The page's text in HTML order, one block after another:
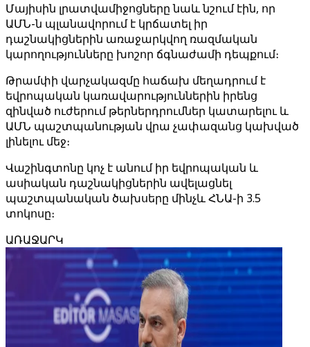
Մայիսին լրատվամիջոցները նաև նշում էին, որ
ԱՄՆ-ն պլանավորում է կրճատել իր
դաշնակիցներին առաջարկվող ռազմական
կարողությունները խոշոր ճգնաժամի դեպքում։
Թրամփի վարչակազմը հաճախ մեղադրում է
եվրոպական կառավարություններին իրենց
զինված ուժերում թերներդրումներ կատարելու և
ԱՄՆ պաշտպանության վրա չափազանց կախված
լինելու մեջ։
Վաշինգտոնը կոչ է անում իր եվրոպական և
ասիական դաշնակիցներին ավելացնել
պաշտպանական ծախսերը մինչև ՀՆԱ-ի 3.5
տոկոսը։
ԱՌԱՋԱՐԿ